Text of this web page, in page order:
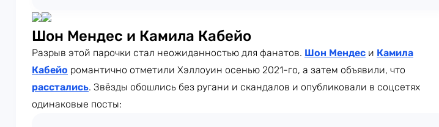
Шон Мендес и Камила Кабейо
Разрыв этой парочки стал неожиданностью для фанатов. Шон Мендес и Камила
Кабейо романтично отметили Хэллоуин осенью 2021-го, а затем объявили, что
расстались. Звёзды обошлись без ругани и скандалов и опубликовали в соцсетях
одинаковые посты: